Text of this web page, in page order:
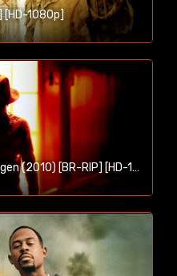
[HD-1080p]
Pesadilla en la calle Elm: El origen (2010) [BR-RIP] [HD-1080p]